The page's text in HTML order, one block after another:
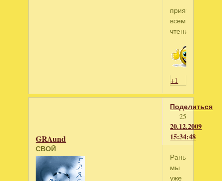
приятного
всем
чтения
+1
Поделиться
25
20.12.2009
15:34:48
GRAund
СВОЙ
Раньше
мы
уже